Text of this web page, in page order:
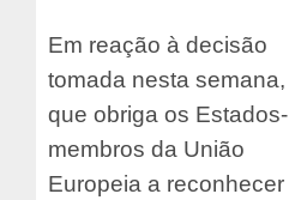
Em reação à decisão
tomada nesta semana,
que obriga os Estados-
membros da União
Europeia a reconhecer